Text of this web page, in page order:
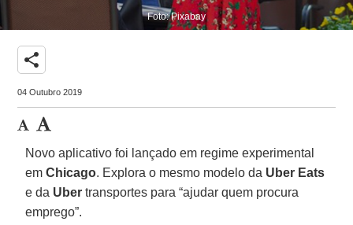
Foto: Pixabay
share
04 Outubro 2019
Novo aplicativo foi lançado em regime experimental
emChicago. Explora o mesmo modelo da Uber Eats
e da Uber transportes para “ajudar quem procura
emprego”.